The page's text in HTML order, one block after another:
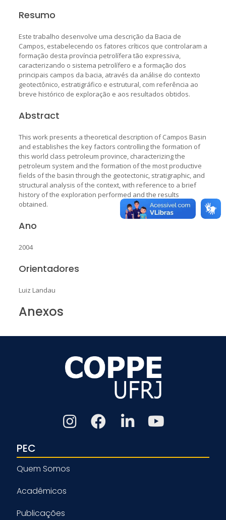
Resumo
Este trabalho desenvolve uma descrição da Bacia de
Campos, estabelecendo os fatores críticos que controlaram a
formação desta província petrolífera tão expressiva,
caracterizando o sistema petrolífero e a formação dos
principais campos da bacia, através da análise do contexto
geotectônico, estratigráfico e estrutural, com referência ao
breve histórico de exploração e aos resultados obtidos.
Abstract
This work presents a theoretical description of Campos Basin
and establishes the key factors controlling the formation of
this world class petroleum province, characterizing the
petroleum system and the formation of the most productive
fields of the basin through the geotectonic, stratigraphic, and
structural analysis of the context, with reference to a brief
history of the exploration performed and the results
obtained.
Ano
2004
Orientadores
Luiz Landau
Anexos
PEC
Quem Somos
Acadêmicos
Publicações